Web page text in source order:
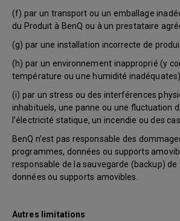
(f) par un transport ou un emballage
du Produit à BenQ ou à un prestataire
(g) par une installation incorrecte de
(h) par un environnement inapproprié (y
température ou une humidité
(i) par un stress ou des interférences
inhabituels, une panne ou une fluctuation
l’électricité statique, un incendie ou des
BenQ n’est pas responsable des
programmes, données ou supports
responsable de la sauvegarde (backup)
données ou supports amovibles.
Autres limitations